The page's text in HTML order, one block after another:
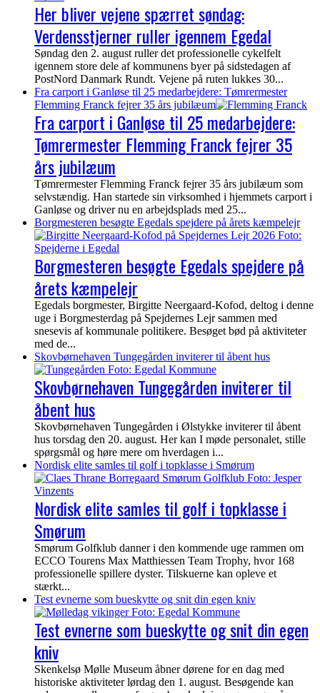
Her bliver vejene spærret søndag:
Verdensstjerner ruller igennem Egedal
Søndag den 2. august ruller det professionelle cykelfelt
igennem store dele af kommunens byer på sidstedagen af
PostNord Danmark Rundt. Vejene på ruten lukkes 30...
Fra carport i Ganløse til 25 medarbejdere: Tømrermester
Flemming Franck fejrer 35 års jubilæum
Fra carport i Ganløse til 25 medarbejdere:
Tømrermester Flemming Franck fejrer 35
års jubilæum
Tømrermester Flemming Franck fejrer 35 års jubilæum som
selvstændig. Han startede sin virksomhed i hjemmets carport i
Ganløse og driver nu en arbejdsplads med 25...
Borgmesteren besøgte Egedals spejdere på årets kæmpelejr
Borgmesteren besøgte Egedals spejdere på
årets kæmpelejr
Egedals borgmester, Birgitte Neergaard-Kofod, deltog i denne
uge i Borgmesterdag på Spejdernes Lejr sammen med
snesevis af kommunale politikere. Besøget bød på aktiviteter
med de...
Skovbørnehaven Tungegården inviterer til åbent hus
Skovbørnehaven Tungegården inviterer til
åbent hus
Skovbørnehaven Tungegården i Ølstykke inviterer til åbent
hus torsdag den 20. august. Her kan I møde personalet, stille
spørgsmål og høre mere om hverdagen i...
Nordisk elite samles til golf i topklasse i Smørum
Nordisk elite samles til golf i topklasse i
Smørum
Smørum Golfklub danner i den kommende uge rammen om
ECCO Tourens Max Matthiessen Team Trophy, hvor 168
professionelle spillere dyster. Tilskuerne kan opleve et
stærkt...
Test evnerne som bueskytte og snit din egen kniv
Test evnerne som bueskytte og snit din egen
kniv
Skenkelsø Mølle Museum åbner dørene for en dag med
historiske aktiviteter lørdag den 1. august. Besøgende kan